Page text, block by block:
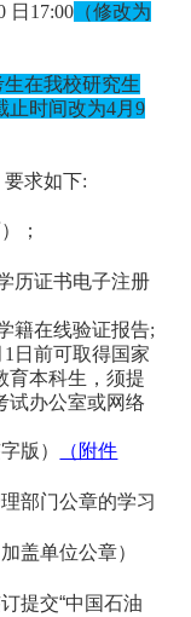
日17:00 （修改为
生在我校研究生
止时间改为4月9
求如下:
；
历证书电子注册
籍在线验证报告;
日前可取得国家
育本科生，须提
试办公室或网络
版）
（附件
部门公章的学习
盖单位公章）
提交“中国石油